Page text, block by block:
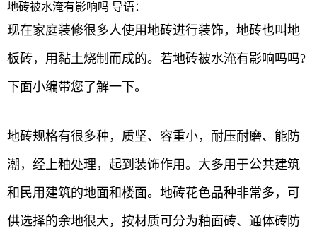
地砖被水淹有影响吗 导语：
现在家庭装修很多人使用地砖进行装饰，地砖也叫地
板砖，用黏土烧制而成的。若地砖被水淹有影响吗吗?
下面小编带您了解一下。
地砖规格有很多种，质坚、容重小，耐压耐磨、能防
潮，经上釉处理，起到装饰作用。大多用于公共建筑
和民用建筑的地面和楼面。地砖花色品种非常多，可
供选择的余地很大，按材质可分为釉面砖、通体砖防